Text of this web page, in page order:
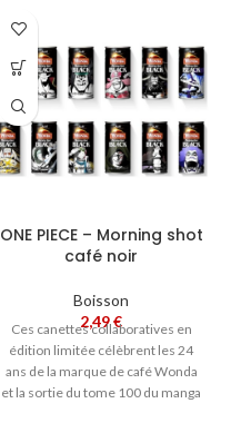
ONE PIECE – Morning shot
café noir
Boisson
2,49€
Ces canettes collaboratives en
édition limitée célèbrent les 24
ans de la marque de café Wonda
et la sortie du tome 100 du manga